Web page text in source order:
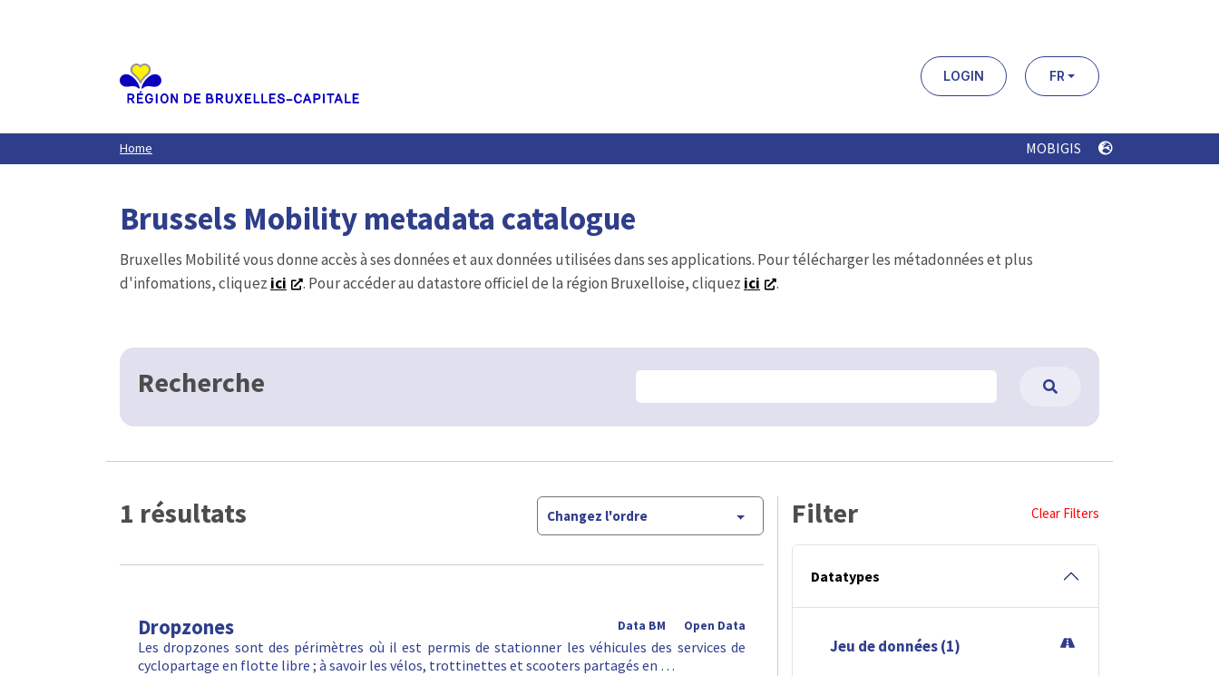
LOGIN FR
Home MOBIGIS
Brussels Mobility metadata catalogue
Bruxelles Mobilité vous donne accès à ses données et aux données utilisées dans ses applications. Pour télécharger les métadonnées et plus
d'infomations, cliquez ici . Pour accéder au datastore officiel de la région Bruxelloise, cliquez ici .
Recherche
1 résultats Changez l'ordre
Dropzones Open Data
Data BM
Les dropzones sont des périmètres où il est permis de stationner les véhicules des services de
cyclopartage en flotte libre ; à savoir les vélos, trottinettes et scooters partagés en …
Filter Clear Filters
Datatypes
Jeu de données (1)